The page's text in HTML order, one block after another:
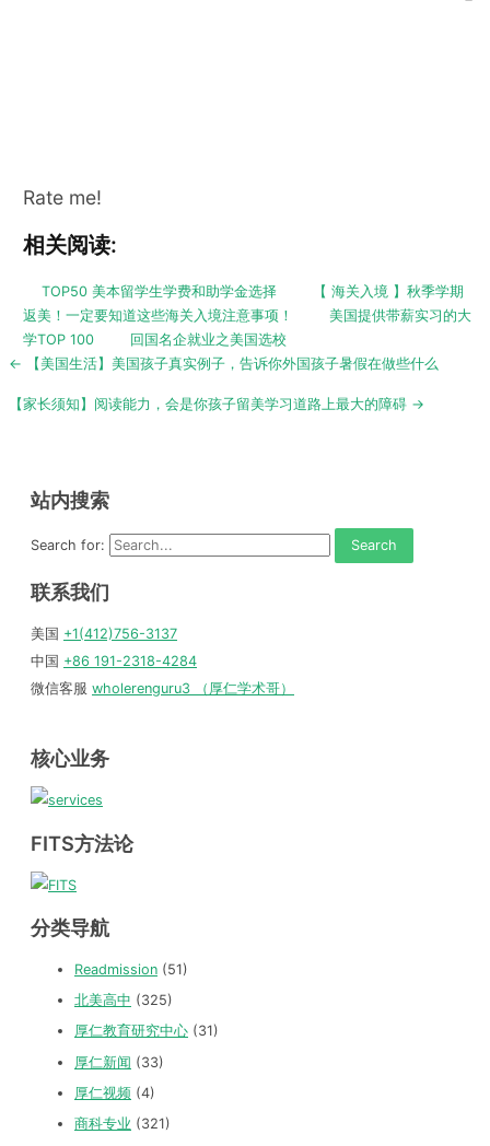
Rate me!
相关阅读:
TOP50 美本留学生学费和助学金选择
【 海关入境 】秋季学期
返美！一定要知道这些海关入境注意事项！
美国提供带薪实习的大
学TOP 100
回国名企就业之美国选校
Post
← 【美国生活】美国孩子真实例子，告诉你外国孩子暑假在做些什么
【家长须知】阅读能力，会是你孩子留美学习道路上最大的障碍 →
站内搜索
Search for:
联系我们
美国 +1(412)756-3137
中国 +86 191-2318-4284
微信客服 wholerenguru3 （厚仁学术哥）
核心业务
FITS方法论
分类导航
Readmission (51)
北美高中 (325)
厚仁教育研究中心 (31)
厚仁新闻 (33)
厚仁视频 (4)
商科专业 (321)